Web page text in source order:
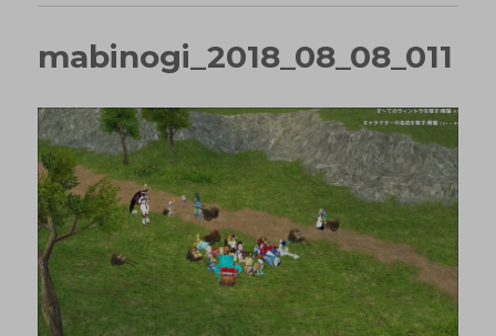
mabinogi_2018_08_08_011